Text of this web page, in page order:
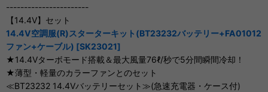
-----------------------
【14.4V】セット
14.4V空調服(R)スターターキット(BT23232バッテリー+FA01012
ファン+ケーブル) [SK23021]
★14.4Vターボモード搭載＆最大風量76ℓ/秒で5分間瞬間冷却！
★薄型・軽量のカラーファンとのセット
≪BT23232 14.4Vバッテリーセット≫(急速充電器・ケース付)